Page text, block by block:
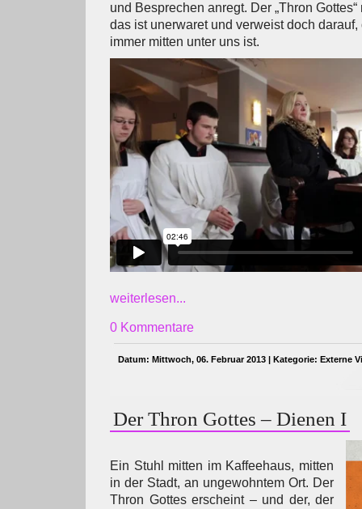
und Besprechen anregt. Der „Thron
das ist unerwaret und verweist doch darauf,
immer mitten unter uns ist.
weiterlesen...
0 Kommentare
Datum: Mittwoch, 06. Februar 2013 | Kategorie: Externe
Der Thron Gottes – Dienen I
Ein Stuhl mitten im Kaffeehaus, mitten
in der Stadt, an ungewohntem Ort. Der
Thron Gottes erscheint – und der, der